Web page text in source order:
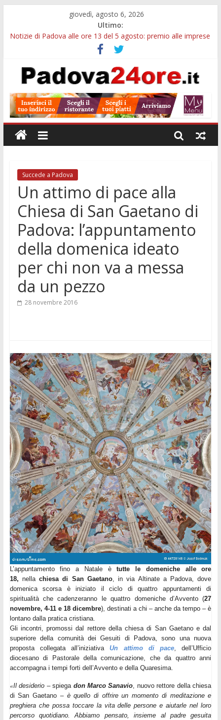
giovedì, agosto 6, 2026
Ultimo:
Notizie di Padova alle ore 13 del 5 agosto: premio alle imprese
Notizie di Padova alle ore 21: SIT torna all’utile, crescono le
auto nuove e concorsi comunali
Transizione 4.0, più tempo alle imprese del Padovano:
Quando le dimissioni non fanno perdere la NASpI: le tutele
previste nei casi di violenza di genere
Malattie neurodegenerative, uno studio dell’Università di
Padova parte dall’infiammazione intestinale
Succede a Padova
Un attimo di pace alla
Chiesa di San Gaetano di
Padova: l’appuntamento
della domenica ideato
per chi non va a messa
da un pezzo
28 novembre 2016
L’appuntamento fino a Natale ètutte le domeniche alle ore
18, nellachiesa di San Gaetano, in via Altinate a Padova, dove
domenica scorsa è iniziato il ciclo di quattro appuntamenti di
spiritualità che cadenzeranno le quattro domeniche d’Avvento (27
novembre, 4-11 e 18 dicembre), destinati a chi – anche da tempo – è
lontano dalla pratica cristiana.
Gli incontri, promossi dal rettore della chiesa di San Gaetanoe dal
superiore della comunità dei Gesuiti di Padova, sono una nuova
proposta collegata all’iniziativaUn attimo di pace, dell’Ufficio
diocesano di Pastorale della comunicazione, che da quattro anni
accompagna i tempi forti dell’Avvento e della Quaresima.
«Il desiderio – spiega don MarcoSanavio, nuovo rettore della chiesa
diSan Gaetano – è quello di offrire un momento di meditazione e
preghiera che possa toccare la vita delle persone e aiutarle nel loro
percorso quotidiano. Abbiamo pensato, insieme al padre gesuita